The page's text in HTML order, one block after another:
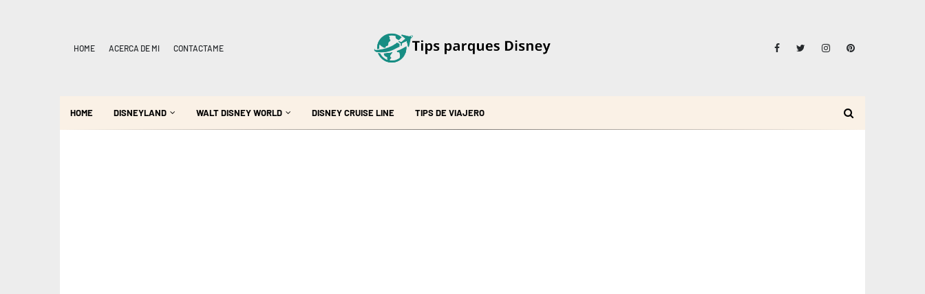
HOME ACERCA DE MI CONTACTAME
HOME DISNEYLAND WALT DISNEY WORLD DISNEY CRUISE LINE TIPS DE VIAJERO